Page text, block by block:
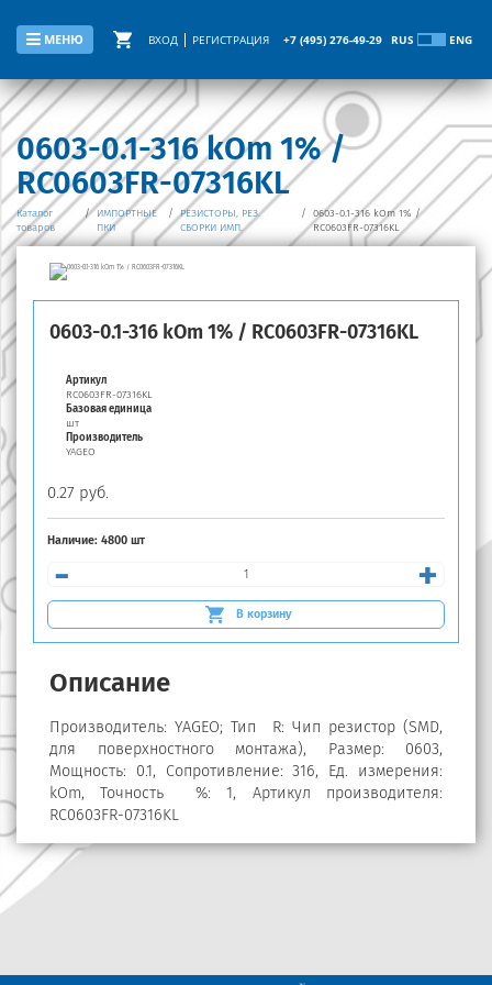
МЕНЮ ВХОД РЕГИСТРАЦИЯ +7 (495) 276-49-29 RUS ENG
0603-0.1-316 kOm 1% /
RC0603FR-07316KL
Каталог
товаров
/ ИМПОРТНЫЕ
ПКИ
/ РЕЗИСТОРЫ, РЕЗ.
СБОРКИ ИМП.
/
0603-0.1-316 kOm 1% /
RC0603FR-07316KL
0603-0.1-316 kOm 1% / RC0603FR-07316KL
Артикул
RC0603FR-07316KL
Базовая единица
шт
Производитель
YAGEO
0.27 руб.
Наличие: 4800 шт
- +
В корзину
Описание
Производитель: YAGEO; Тип R: Чип резистор (SMD,
для поверхностного монтажа), Размер: 0603,
Мощность: 0.1, Сопротивление: 316, Ед. измерения:
kOm, Точность %: 1, Артикул производителя:
RC0603FR-07316KL